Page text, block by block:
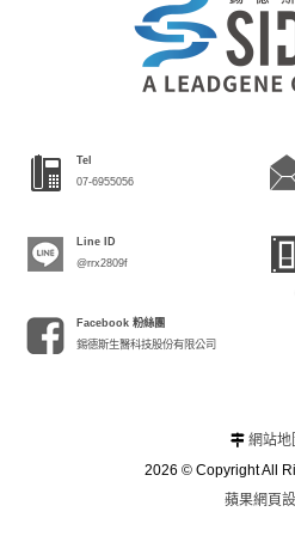
Tel
07-6955056
Line ID
@rrx2809f
Facebook 粉絲團
錫德斯生醫科技股份有限公司
網站地
2026 © Copyright All
蘋果網頁